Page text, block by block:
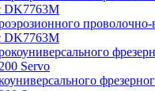
DK7763M